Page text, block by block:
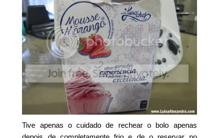
Tive apenas o cuidado de rechear o bolo apenas